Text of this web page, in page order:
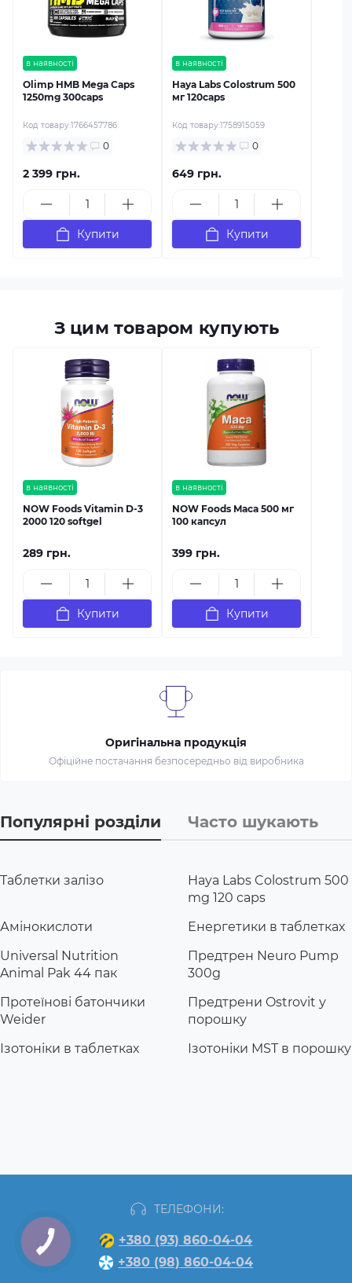
в наявності
Olimp HMB Mega Caps
1250mg 300caps
Код товару:1766457786
0
2 399 грн.
Купити
в наявності
Haya Labs Colostrum 500
мг 120caps
Код товару:1758915059
0
649 грн.
Купити
З цим товаром купують
в наявності
NOW Foods Vitamin D-3
2000 120 softgel
289 грн.
Купити
в наявності
NOW Foods Maca 500 мг
100 капсул
399 грн.
Купити
Оригінальна продукція
Офіційне постачання безпосередньо від виробника
Популярні розділи Часто шукають
Таблетки залізо
Haya Labs Colostrum 500
mg 120 caps
Амінокислоти
Енергетики в таблетках
Universal Nutrition
Animal Pak 44 пак
Предтрен Neuro Pump
300g
Протеїнові батончики
Weider
Предтрени Ostrovit у
порошку
Ізотоніки в таблетках
Ізотоніки MST в порошку
ТЕЛЕФОНИ:
+380 (93) 860-04-04
+380 (98) 860-04-04